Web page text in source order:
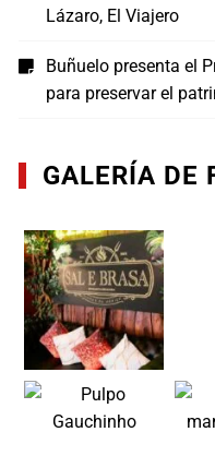
Lázaro, El Viajero
Buñuelo presenta el
para preservar el
GALERÍA DE